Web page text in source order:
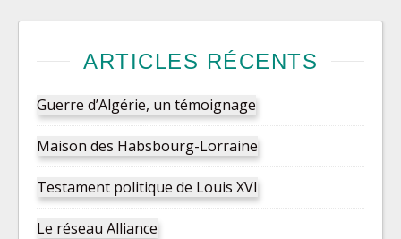
ARTICLES RÉCENTS
Guerre d’Algérie, un témoignage
Maison des Habsbourg-Lorraine
Testament politique de Louis XVI
Le réseau Alliance